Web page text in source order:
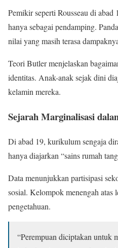
Pemikir seperti Rousseau di abad
hanya sebagai pendamping.
nilai yang masih terasa
Teori Butler menjelaskan
identitas. Anak-anak sejak dini
kelamin mereka.
Sejarah Marginalisasi
Di abad 19, kurikulum sengaja
hanya diajarkan “sains rumah
Data menunjukkan partisipasi
sosial. Kelompok menengah atas
pengetahuan.
“Perempuan diciptakan untuk